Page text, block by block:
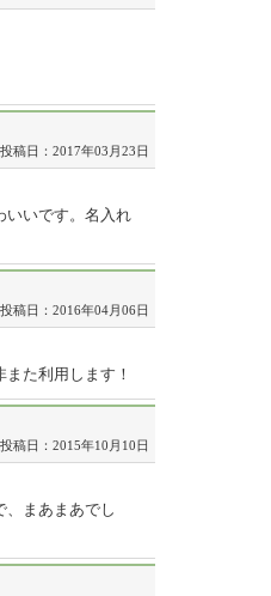
投稿日：2017年03月23日
いいです。名入れ
投稿日：2016年04月06日
た利用します！
投稿日：2015年10月10日
まあまあでし